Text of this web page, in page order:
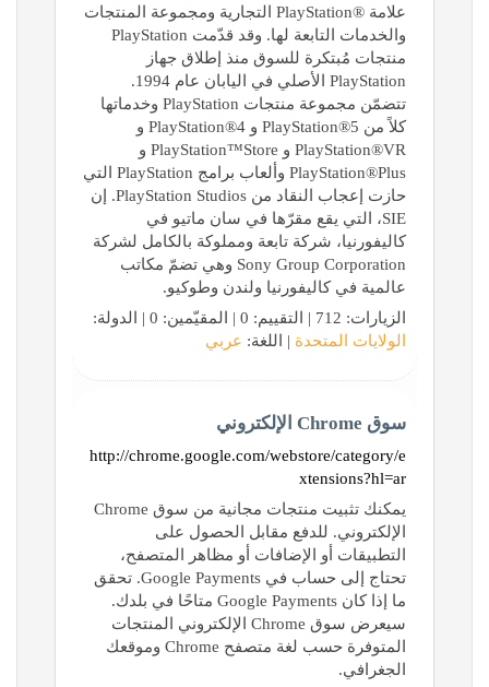
علامة PlayStation®‎ التجارية ومجموعة المنتجات
والخدمات التابعة لها. وقد قدّمت PlayStation
منتجات مُبتكرة للسوق منذ إطلاق جهاز
PlayStation الأصلي في اليابان عام 1994.
تتضمّن مجموعة منتجات PlayStation وخدماتها
كلاً من PlayStation®5 و PlayStation®4 و
PlayStation®VR و PlayStation™Store و
PlayStation®Plus وألعاب برامج PlayStation التي
حازت إعجاب النقاد من PlayStation Studios. إن
SIE، التي يقع مقرّها في سان ماتيو في
كاليفورنيا، شركة تابعة ومملوكة بالكامل لشركة
Sony Group Corporation وهي تضمّ مكاتب
عالمية في كاليفورنيا ولندن وطوكيو.
الزيارات: 712 | التقييم: 0 | المقيّمين: 0 | الدولة:
الولايات المتحدة | اللغة: عربي
‏سوق Chrome الإلكتروني
http://chrome.google.com/webstore/category/e
xtensions?hl=ar
يمكنك تثبيت منتجات مجانية من سوق Chrome
الإلكتروني. للدفع مقابل الحصول على
التطبيقات أو الإضافات أو مظاهر المتصفح،
تحتاج إلى حساب في Google Payments. تحقق
ما إذا كان Google Payments متاحًا في بلدك.
سيعرض سوق Chrome الإلكتروني المنتجات
المتوفرة حسب لغة متصفح Chrome وموقعك
الجغرافي.